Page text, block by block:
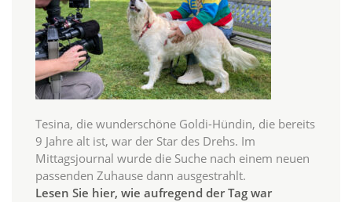
Tesina, die wunderschöne Goldi-Hündin, die bereits
9 Jahre alt ist, war der Star des Drehs. Im
Mittagsjournal wurde die Suche nach einem neuen
passenden Zuhause dann ausgestrahlt.
Lesen Sie hier, wie aufregend der Tag war